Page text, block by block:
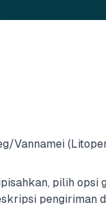
Vannamei
pilih opsi
pengiriman